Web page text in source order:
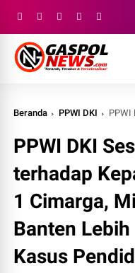
Beranda PPWI DKI PPWI DKI
PPWI DKI
terhadap
1 Cimarga,
Banten
Kasus